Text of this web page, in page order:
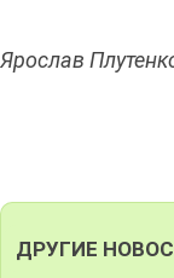
Ярослав
ДРУГИЕ